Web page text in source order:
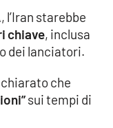
l’Iran starebbe
chiave, inclusa
dei lanciatori.
che
sui tempi di